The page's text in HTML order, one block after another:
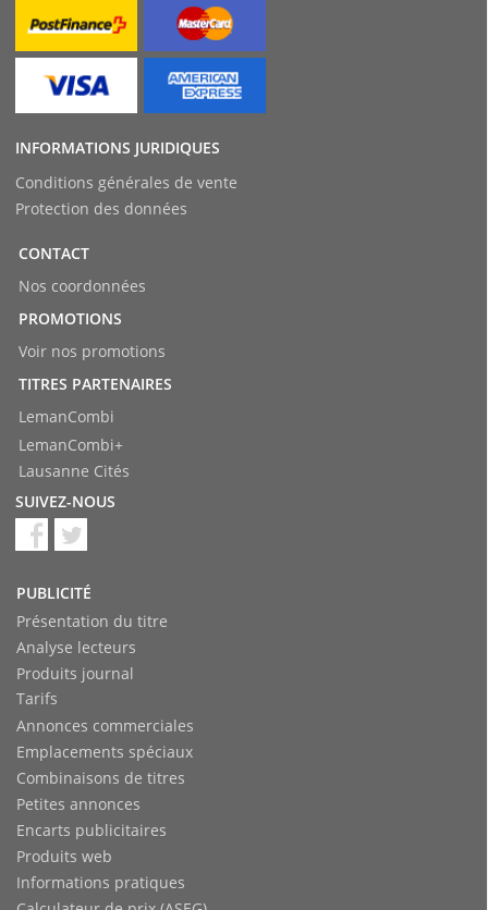
PUBLICITÉ
Présentation du titre
Analyse lecteurs
Produits journal
Tarifs
Annonces commerciales
Emplacements spéciaux
Combinaisons de titres
Petites annonces
Encarts publicitaires
Produits web
Informations pratiques
INFORMATIONS JURIDIQUES
Conditions générales de vente
Protection des données
CONTACT
Nos coordonnées
PROMOTIONS
Voir nos promotions
TITRES PARTENAIRES
LemanCombi
LemanCombi+
Lausanne Cités
SUIVEZ-NOUS